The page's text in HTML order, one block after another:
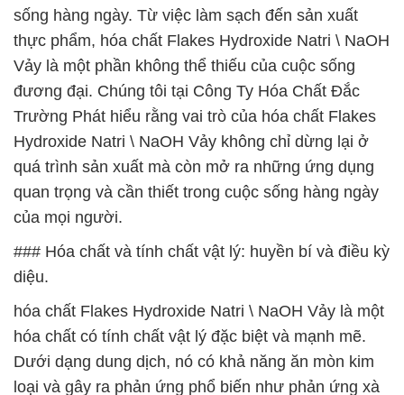
sống hàng ngày. Từ việc làm sạch đến sản xuất
thực phẩm, hóa chất Flakes Hydroxide Natri \ NaOH
Vảy là một phần không thể thiếu của cuộc sống
đương đại. Chúng tôi tại Công Ty Hóa Chất Đắc
Trường Phát hiểu rằng vai trò của hóa chất Flakes
Hydroxide Natri \ NaOH Vảy không chỉ dừng lại ở
quá trình sản xuất mà còn mở ra những ứng dụng
quan trọng và cần thiết trong cuộc sống hàng ngày
của mọi người.
### Hóa chất và tính chất vật lý: huyền bí và điều kỳ
diệu.
hóa chất Flakes Hydroxide Natri \ NaOH Vảy là một
hóa chất có tính chất vật lý đặc biệt và mạnh mẽ.
Dưới dạng dung dịch, nó có khả năng ăn mòn kim
loại và gây ra phản ứng phổ biến như phản ứng xà